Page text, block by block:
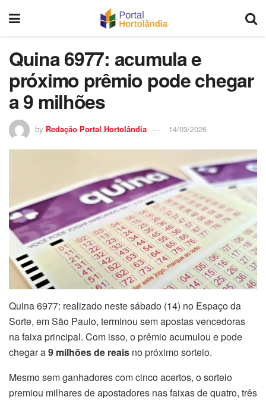
Quina 6977: acumula e
próximo prêmio pode chegar
a 9 milhões
by Redação Portal Hortolândia 14/03/2026
Quina 6977: realizado neste sábado (14) no Espaço da
Sorte, em São Paulo, terminou sem apostas vencedoras
na faixa principal. Com isso, o prêmio acumulou e pode
chegar a9 milhões de reais no próximo sorteio.
Mesmo sem ganhadores com cinco acertos, o sorteio
premiou milhares de apostadores nas faixas de quatro, três